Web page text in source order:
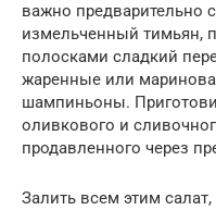
важно предварительно
измельченный тимьян,
полосками сладкий
жаренные или
шампиньоны.
оливкового и
продавленного через
Залить всем этим